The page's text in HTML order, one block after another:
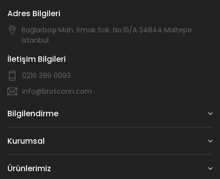
Adres Bilgileri
Bağlarbaşı Mah. Irmak Sok. No:15/A 34844 Maltepe
İstanbul
İletişim Bilgileri
0216 399 0093
info@brotconn.com
Bilgilendirme
Kurumsal
Ürünlerimiz